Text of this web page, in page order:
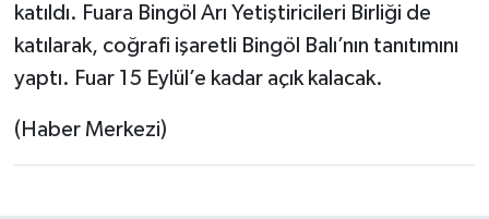
katıldı. Fuara Bingöl Arı Yetiştiricileri Birliği de
katılarak, coğrafi işaretli Bingöl Balı’nın tanıtımını
yaptı. Fuar 15 Eylül’e kadar açık kalacak.
(Haber Merkezi)